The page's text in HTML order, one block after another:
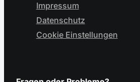
Impressum
Datenschutz
Cookie Einstellungen